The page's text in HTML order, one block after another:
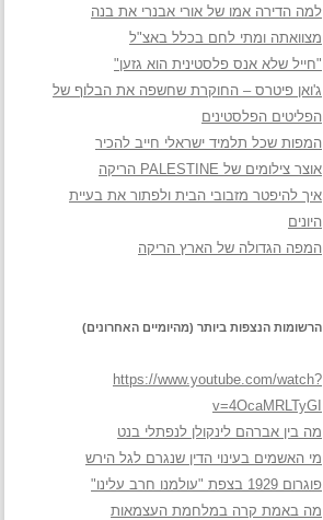
למה הדירה אמו של אורי אבנרי את בנה
מצוואתה ומתי לחם בכלל באצ"ל
"חייל שלא אנס פלסטינית הוא גזען"
ג'ואן פיטרס – החוקרת שחשפה את הבלוף של
הפליטים הפלסטינים
המפות שכל תלמיד ישראלי חייב להכיר
אוצר צילומים של PALESTINE הריקה
איך להיפטר מזבובי הבית ולפתור את בעיית
היונים
המפה הגדולה של הארץ הריקה
הרשומות הנצפות ביותר (מהיומיים האחרונים)
https://www.youtube.com/watch?
v=4OcaMRLTyGI
מה בין אברהם לינקולן לנפתלי בנט
מי האשמים בעינוי הדין שנגרם לגל הירש
פוגרום 1929 בצפת "עולמנו חרב עלינו"
מה באמת קרה במלחמת העצמאות